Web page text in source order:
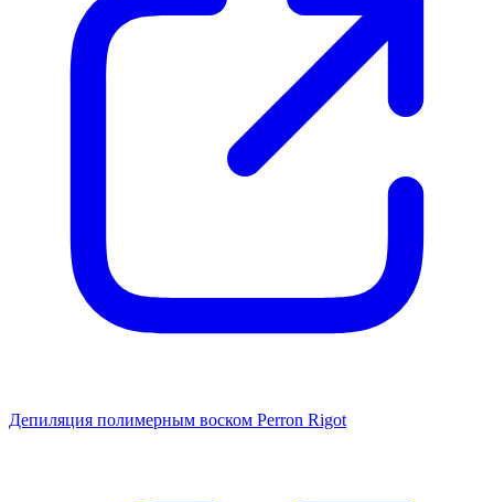
Депиляция полимерным воском Perron Rigot